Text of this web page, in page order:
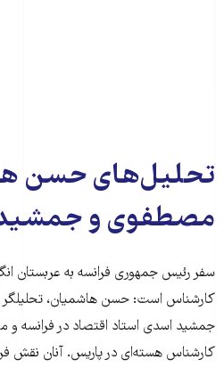
تحلیل‌های حسن
مصطفوی و
سفر رئیس جمهوری فرانسه به عربستان
کارشناس است: حسن هاشمیان، تحلیلگر
جمشید اسدی استاد اقتصاد در فرانسه و
کارشناس هسته‌ای در پاریس. آنان نقش